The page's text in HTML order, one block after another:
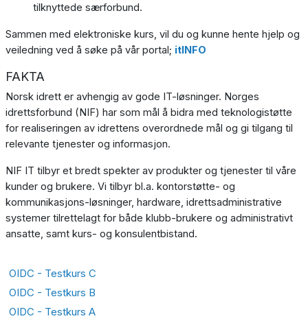
tilknyttede særforbund.
Sammen med elektroniske kurs, vil du og kunne hente hjelp og
veiledning ved å søke på vår portal; itINFO
FAKTA
Norsk idrett er avhengig av gode IT-løsninger. Norges
idrettsforbund (NIF) har som mål å bidra med teknologistøtte
for realiseringen av idrettens overordnede mål og gi tilgang til
relevante tjenester og informasjon.
NIF IT tilbyr et bredt spekter av produkter og tjenester til våre
kunder og brukere. Vi tilbyr bl.a. kontorstøtte- og
kommunikasjons-løsninger, hardware, idrettsadministrative
systemer tilrettelagt for både klubb-brukere og administrativt
ansatte, samt kurs- og konsulentbistand.
OIDC - Testkurs C
OIDC - Testkurs B
OIDC - Testkurs A